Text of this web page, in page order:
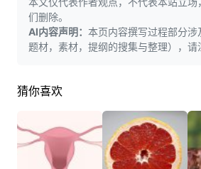
们删除。
AI内容声明： 本页内容撰写过程部分
题材，素材，提纲的搜集与整理），请
猜你喜欢